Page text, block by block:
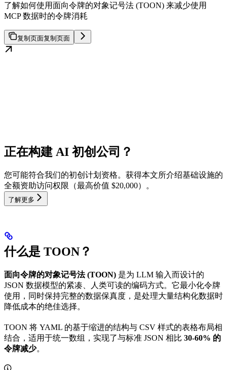
了解如何使用面向令牌的对象记号法 (TOON) 来减少使用
MCP 数据时的令牌消耗
复制页面复制页面
正在构建 AI 初创公司？
您可能符合我们的初创计划资格。获得本文所介绍基础设施的
全额资助访问权限（最高价值 $20,000）。
了解更多
什么是 TOON？
面向令牌的对象记号法 (TOON) 是为 LLM 输入而设计的
JSON 数据模型的紧凑、人类可读的编码方式。它最小化令牌
使用，同时保持完整的数据保真度，是处理大量结构化数据时
降低成本的绝佳选择。
TOON 将 YAML 的基于缩进的结构与 CSV 样式的表格布局相
结合，适用于统一数组，实现了与标准 JSON 相比 30-60% 的
令牌减少。